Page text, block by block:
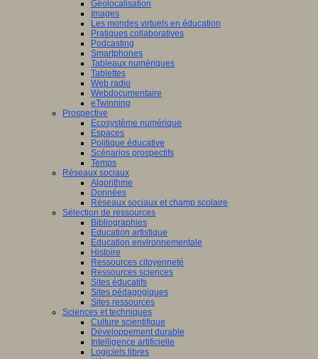
Géolocalisation
Images
Les mondes virtuels en éducation
Pratiques collaboratives
Podcasting
Smartphones
Tableaux numériques
Tablettes
Web radio
Webdocumentaire
eTwinning
Prospective
Ecosystème numérique
Espaces
Politique éducative
Scénarios prospectifs
Temps
Réseaux sociaux
Algorithme
Données
Réseaux sociaux et champ scolaire
Sélection de ressources
Bibliographies
Education artistique
Education environnementale
Histoire
Ressources citoyenneté
Ressources sciences
Sites éducatifs
Sites pédagogiques
Sites ressources
Sciences et techniques
Culture scientifique
Développement durable
Intelligence artificielle
Logiciels libres